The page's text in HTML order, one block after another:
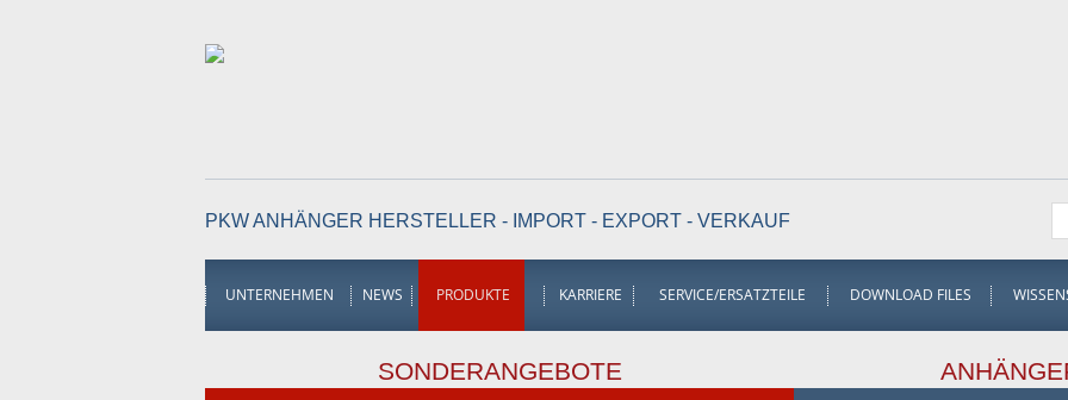
PKW ANHÄNGER HERSTELLER - IMPORT - EXPORT - VERKAUF
UNTERNEHMEN NEWS PRODUKTE KARRIERE SERVICE/ERSATZTEILE DOWNLOAD FILES
SONDERANGEBOTE